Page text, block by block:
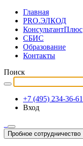
Главная
PRO.ЭЛКОД
КонсультантПлюс
СБИС
Образование
Контакты
Поиск
+7 (495) 234-36-61
Вход
Пробное сотрудничество